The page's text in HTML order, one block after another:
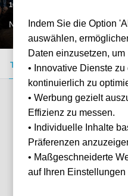
16.05.2027
NAP, IT
Tickets kaufen Event-Info
Verfügbare Kategorien
Indem Sie die Option
auswählen,
Daten einzusetzen, um
• Innovative Dienste
kontinuierlich zu
• Werbung gezielt
Effizienz zu messen.
• Individuelle Inhalte
Präferenzen
• Maßgeschneiderte
auf Ihren Einstellungen